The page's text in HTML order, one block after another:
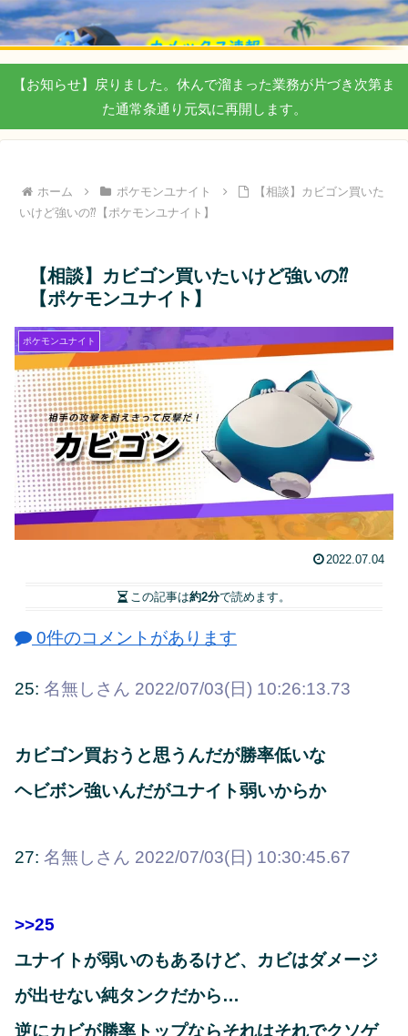
【お知らせ】戻りました。休んで溜まった業務が片づき次第ま
た通常条通り元気に再開します。
ホーム ポケモンユナイト
【相談】カビゴン買いた
いけど強いの⁇【ポケモンユナイト】
【相談】カビゴン買いたいけど強いの⁇
【ポケモンユナイト】
ポケモンユナイト
2022.07.04
この記事は約2分で読めます。
0件のコメントがあります
25: 名無しさん 2022/07/03(日) 10:26:13.73
カビゴン買おうと思うんだが勝率低いな
ヘビボン強いんだがユナイト弱いからか
27: 名無しさん 2022/07/03(日) 10:30:45.67
>>25
ユナイトが弱いのもあるけど、カビはダメージ
が出せない純タンクだから…
逆にカビが勝率トップならそれはそれでクソゲ